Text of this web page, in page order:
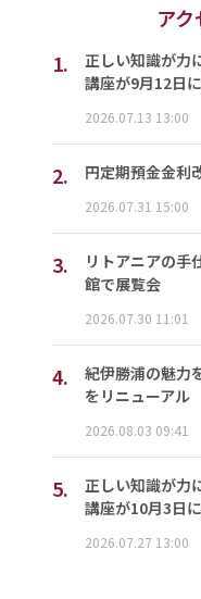
ア
1.
正しい知識が
講座が9月12日
2026.07.13 13:00
2. 円定期預金金利
2026.07.31 15:00
3.
リトアニアの
館で展覧会
2026.07.30 11:01
4.
紀伊勝浦の魅
をリニューアル
2026.08.03 09:41
5.
正しい知識が
講座が10月3日
2026.07.27 13:00